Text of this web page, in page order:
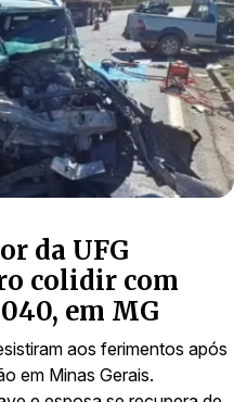
da UFG
colidir com
em MG
aos ferimentos após
em Minas Gerais.